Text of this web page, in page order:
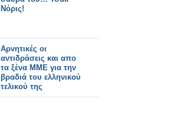
Νόρις!
Αρνητικές οι
αντιδράσεις και απο
τα ξένα ΜΜΕ για την
βραδιά του ελληνικού
τελικού της
Eurovision